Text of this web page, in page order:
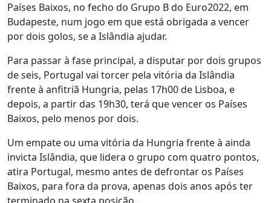
Países Baixos, no fecho do Grupo B do Euro2022, em
Budapeste, num jogo em que está obrigada a vencer
por dois golos, se a Islândia ajudar.
Para passar à fase principal, a disputar por dois grupos
de seis, Portugal vai torcer pela vitória da Islândia
frente à anfitriã Hungria, pelas 17h00 de Lisboa, e
depois, a partir das 19h30, terá que vencer os Países
Baixos, pelo menos por dois.
Um empate ou uma vitória da Hungria frente à ainda
invicta Islândia, que lidera o grupo com quatro pontos,
atira Portugal, mesmo antes de defrontar os Países
Baixos, para fora da prova, apenas dois anos após ter